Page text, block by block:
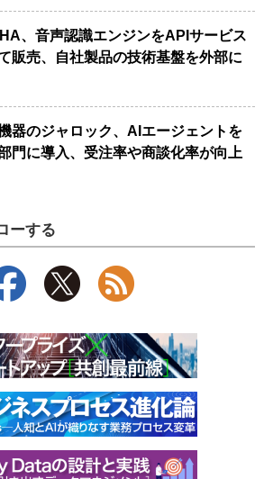
、音声認識エンジンをAPIサービス
販売、自社製品の技術基盤を外部に
器のジャロック、AIエージェントを
門に導入、受注率や商談化率が向上
ーする